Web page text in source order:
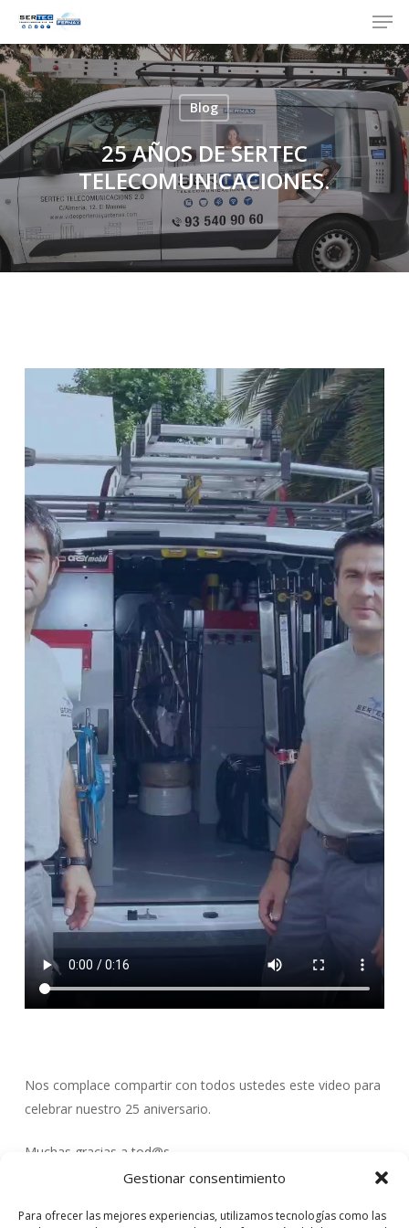
Gestionar consentimiento
Para ofrecer las mejores experiencias, utilizamos tecnologías como las
main
content
Blog
25 AÑOS DE SERTEC
TELECOMUNICACIONES.
Nos complace compartir con todos ustedes este video para
celebrar nuestro 25 aniversario.
Muchas gracias a tod@s
Close
Menu